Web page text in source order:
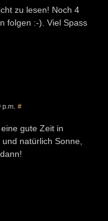
zu lesen! Noch 4
folgen :-). Viel Spass
#
gute Zeit in
natürlich Sonne,